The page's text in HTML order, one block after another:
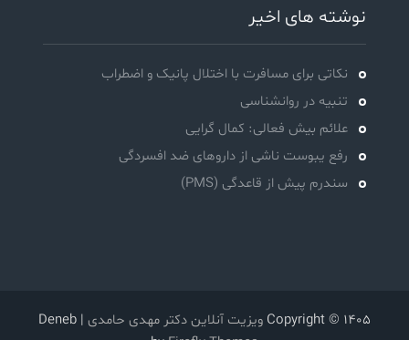
نوشته های اخیر
نکاتی برای مسافرت با اختلال پانیک و اضطراب
تنبیه در روانشناسی
علائم بیش فعالی: کمال گرایی
رفع یبوست ناشی از داروهای ضد افسردگی
سندرم پیش از قاعدگی (PMS)
Copyright © 1405 ویزیت آنلاین دکتر مهدی حامدی
| Deneb